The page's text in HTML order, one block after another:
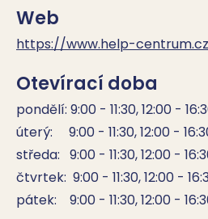
Web
https://www.help-centrum.cz
Otevírací doba
pondělí: 9:00 - 11:30, 12:00 -
úterý:     9:00 - 11:30, 12:00 -
středa:   9:00 - 11:30, 12:00 -
čtvrtek:  9:00 - 11:30, 12:00 -
pátek:    9:00 - 11:30, 12:00 -